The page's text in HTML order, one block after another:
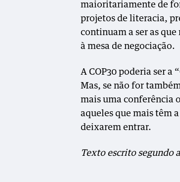
maioritariamente de
projetos de literacia,
continuam a ser as
à mesa de negociação.
A COP30 poderia ser a
Mas, se não for
mais uma conferência
aqueles que mais têm
deixarem entrar.
Texto escrito segundo